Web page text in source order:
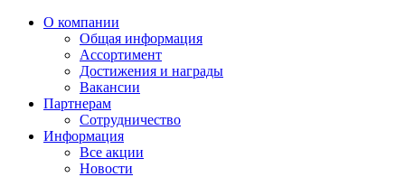
О компании
Общая информация
Ассортимент
Достижения и награды
Вакансии
Партнерам
Сотрудничество
Информация
Все акции
Новости